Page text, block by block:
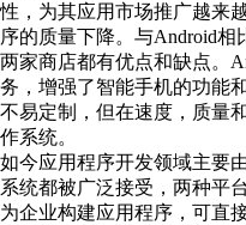
性，为其应用市场推广越来
序的质量下降。与Android相
两家商店都有优点和缺点。
务，增强了智能手机的功能
不易定制，但在速度，质量
作系统。
如今应用程序开发领域主要
系统都被广泛接受，两种平
为企业构建应用程序，可直